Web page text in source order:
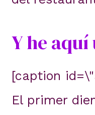
Y he
[caption
El primer